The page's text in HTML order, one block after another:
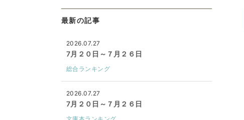
最新の記事
2026.07.27
7月２０日～７月２６日
総合ランキング
2026.07.27
7月２０日～７月２６日
文庫本ランキング